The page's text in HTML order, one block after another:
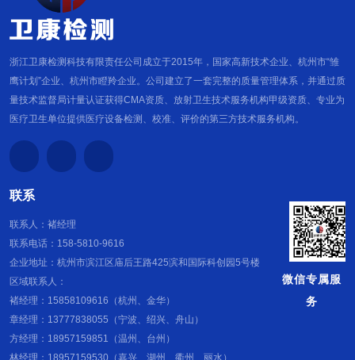
浙江卫康检测科技有限责任公司成立于2015年，国家高新技术企业、杭州市“雏
鹰计划”企业、杭州市瞪羚企业。公司建立了一套完整的质量管理体系，并通过质
量技术监督局计量认证获得CMA资质、放射卫生技术服务机构甲级资质、专业为
医疗卫生单位提供医疗设备检测、校准、评价的第三方技术服务机构。
联系
联系人：褚经理
联系电话：158-5810-9616
企业地址：杭州市滨江区庙后王路425滨和国际科创园5号楼
区域联系人：
褚经理：15858109616（杭州、金华）
章经理：13777838055（宁波、绍兴、舟山）
方经理：18957159851（温州、台州）
林经理：18957159530（嘉兴、湖州、衢州、丽水）
微信专属服
务